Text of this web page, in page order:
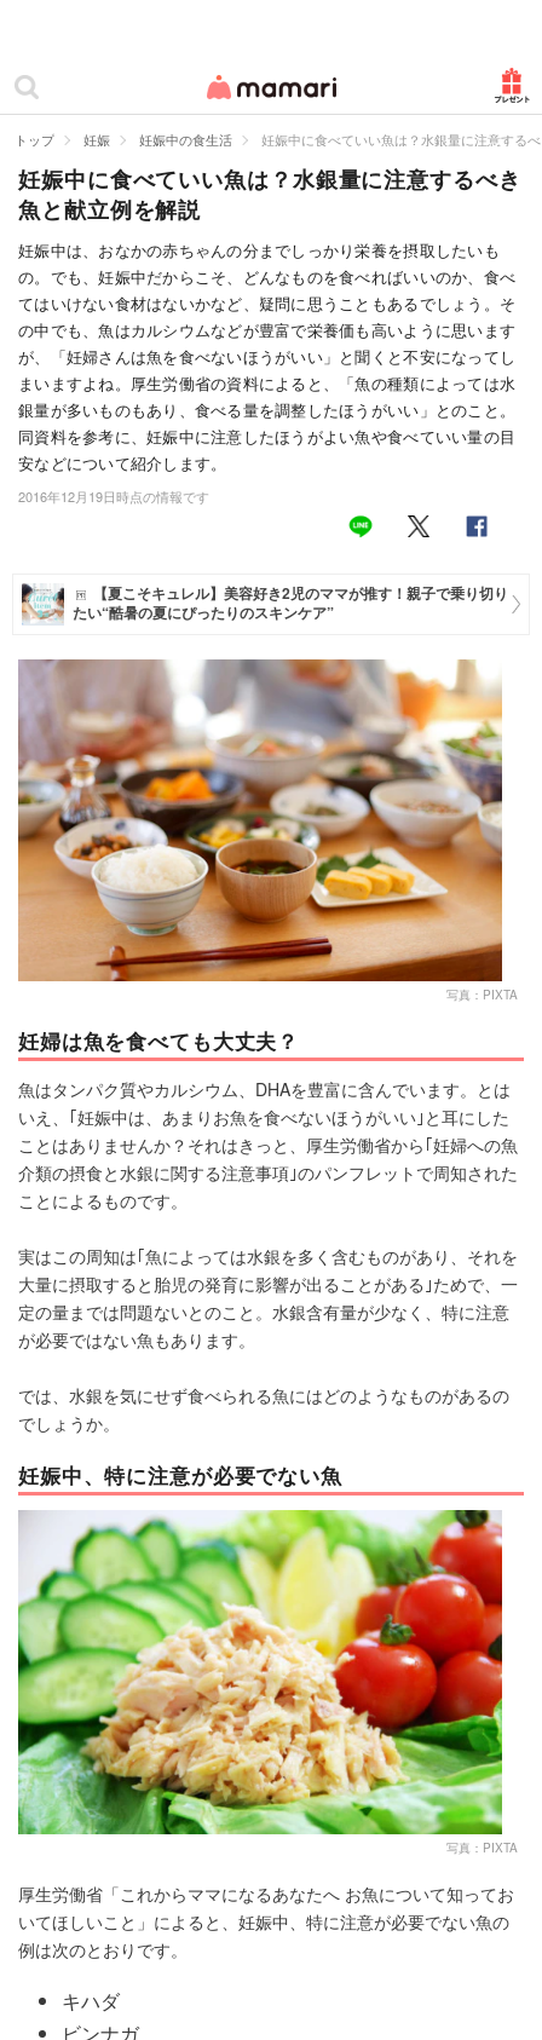
ママリ
カテゴリー一覧
妊娠
出産
赤ちゃん・育児
子育て・家族
病院
美容・ファッション
マネー
トレンド・イベント
トップ 妊娠 妊娠中の食生活 妊娠中に食べていい魚は？水銀量に注意する
妊娠中に食べていい魚は？水銀量に注意するべき
魚と献立例を解説
妊娠中は、おなかの赤ちゃんの分までしっかり栄養を摂取したいも
の。でも、妊娠中だからこそ、どんなものを食べればいいのか、食べ
てはいけない食材はないかなど、疑問に思うこともあるでしょう。そ
の中でも、魚はカルシウムなどが豊富で栄養価も高いように思います
が、「妊婦さんは魚を食べないほうがいい」と聞くと不安になってし
まいますよね。厚生労働省の資料によると、「魚の種類によっては水
銀量が多いものもあり、食べる量を調整したほうがいい」とのこと。
同資料を参考に、妊娠中に注意したほうがよい魚や食べていい量の目
安などについて紹介します。
2016年12月19日時点の情報です
【夏こそキュレル】美容好き2児のママが推す！親子で乗り切り
たい“酷暑の夏にぴったりのスキンケア”
写真：PIXTA
妊婦は魚を食べても大丈夫？
魚はタンパク質やカルシウム、DHAを豊富に含んでいます。とは
いえ、｢妊娠中は、あまりお魚を食べないほうがいい｣と耳にした
ことはありませんか？それはきっと、厚生労働省から｢妊婦への魚
介類の摂食と水銀に関する注意事項｣のパンフレットで周知された
ことによるものです。
実はこの周知は｢魚によっては水銀を多く含むものがあり、それを
大量に摂取すると胎児の発育に影響が出ることがある｣ためで、一
定の量までは問題ないとのこと。水銀含有量が少なく、特に注意
が必要ではない魚もあります。
では、水銀を気にせず食べられる魚にはどのようなものがあるの
でしょうか。
妊娠中、特に注意が必要でない魚
写真：PIXTA
厚生労働省「これからママになるあなたへ お魚について知ってお
いてほしいこと」によると、妊娠中、特に注意が必要でない魚の
例は次のとおりです。
キハダ
ビンナガ